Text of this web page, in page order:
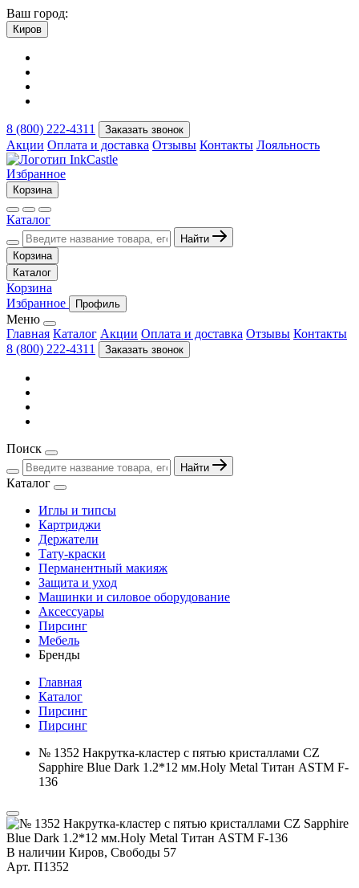
Ваш город:
Киров
8 (800) 222-4311 Заказать звонок
Акции Оплата и доставка Отзывы Контакты Лояльность
Избранное
Корзина
Каталог
Найти
Корзина
Каталог
Корзина
Избранное
Профиль
Меню
Главная Каталог Акции Оплата и доставка Отзывы Контакты
8 (800) 222-4311
Заказать звонок
Поиск
Найти
Каталог
Иглы и типсы
Картриджи
Держатели
Тату-краски
Перманентный макияж
Защита и уход
Машинки и силовое оборудование
Аксессуары
Пирсинг
Мебель
Бренды
Главная
Каталог
Пирсинг
Пирсинг
№ 1352 Накрутка-кластер с пятью кристаллами CZ
Sapphire Blue Dark 1.2*12 мм.Holy Metal Титан ASTM F-
136
В наличии Киров, Свободы 57
Арт. П1352